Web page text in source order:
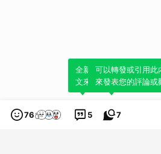
76 5
全新體驗！一鍵引用此
文來輕鬆表達個人立場。
7
可以轉發或引用此
來發表您的評論或